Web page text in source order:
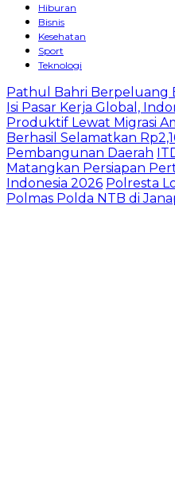
Hiburan
Bisnis
Kesehatan
Sport
Teknologi
Pathul Bahri Berpeluang
Isi Pasar Kerja Global,
Produktif Lewat Migrasi
Berhasil Selamatkan
Pembangunan Daerah
Matangkan Persiapan
Indonesia 2026 Polresta
Polmas Polda NTB di